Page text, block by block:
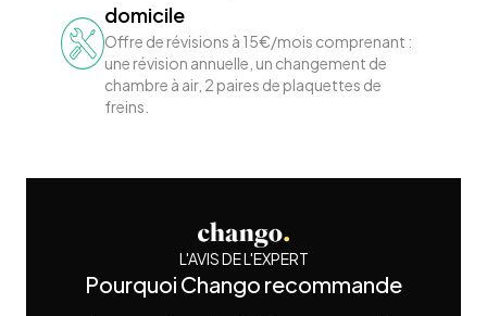
domicile
Offre de révisions à 15€/mois comprenant :
une révision annuelle, un changement de
chambre à air, 2 paires de plaquettes de
freins.
L'AVIS DE L'EXPERT
Pourquoi Chango recommande